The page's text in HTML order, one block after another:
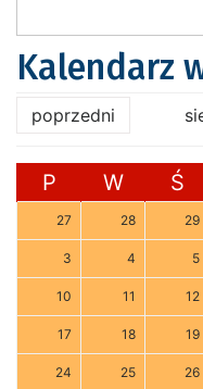
Kalendarz
poprzedni
P W Ś
27 28 29
3 4 5
10 11 12
17 18 19
24 25 26